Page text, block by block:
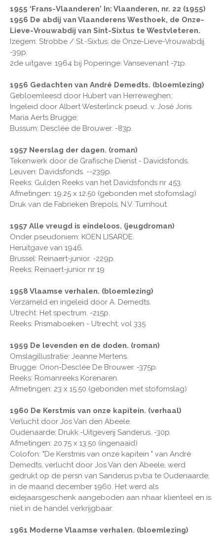
1955 ‘Frans-Vlaanderen' In: Vlaanderen, nr. 22 (1955)
1956 De abdij van Vlaanderens Westhoek, de Onze-
Lieve-Vrouwabdij van Sint-Sixtus te Westvleteren.
Izegem: Strobbe / St.-Sixtus: de Onze-Lieve-Vrouwabdij.
-39p.
2de uitgave: 1964 bij Poperinge: Vansevenant -71p.
1956 Gedachten van André Demedts. (bloemlezing)
Gebloemleesd door Hubert van Herreweghen;
Ingeleid door Albert Westerlinck pseud. v. José Joris
Maria Aerts Brugge;
Bussum: Desclée de Brouwer. -83p.
1957 Neerslag der dagen. (roman)
Tekenwerk door de Grafische Dienst - Davidsfonds.
Leuven: Davidsfonds. --239p.
Reeks: Gulden Reeks van het Davidsfonds nr 453.
Afmetingen: 19.25 x 12.50 (gebonden met stofomslag)
Druk van de Fabrieken Brepols, N.V. Turnhout.
1957 Alle vreugd is eindeloos. (jeugdroman)
Onder pseudoniem: KOEN LISARDE.
Heruitgave van 1946.
Brussel: Reinaert-junior. -229p.
Reeks: Reinaert-junior nr 19
1958 Vlaamse verhalen. (bloemlezing)
Verzameld en ingeleid door A. Demedts.
Utrecht: Het spectrum. -215p.
Reeks: Prismaboeken - Utrecht; vol 335
1959 De levenden en de doden. (roman)
Omslagillustratie: Jeanne Mertens.
Brugge: Orion-Desclée De Brouwer. -375p.
Reeks: Romanreeks Korenaren.
Afmetingen: 23 x 15.50 (gebonden met stofomslag)
1960 De Kerstmis van onze kapitein. (verhaal)
Verlucht door Jos Van den Abeele.
Oudenaarde: Drukk.-Uitgeverij Sanderus. -30p.
Afmetingen: 20.75 x 13.50 (ingenaaid)
Colofon: "De Kerstmis van onze kapitein " van André
Demedts, verlucht door Jos Van den Abeele, werd
gedrukt op de persn van Sanderus pvba te Oudenaarde,
in de maand december 1960. Het werd als
eidejaarsgeschenk aangeboden aan nhaar klienteel en is
niet in de handel verkrijgbaar.
1961 Moderne Vlaamse verhalen. (bloemlezing)